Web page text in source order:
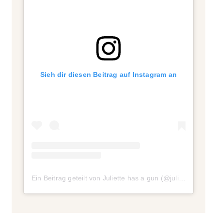
Sieh dir diesen Beitrag auf Instagram an